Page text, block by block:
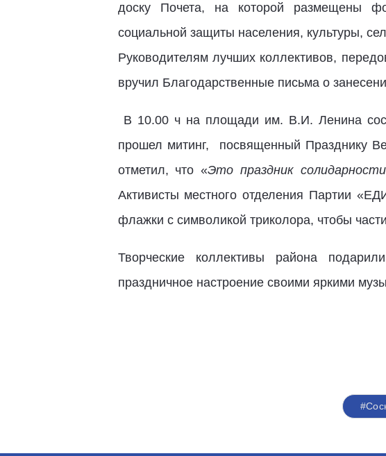
доску Почета, на которой размещены
социальной защиты населения, культуры,
Руководителям лучших коллективов,
вручил Благодарственные письма о
В 10.00 ч на площади им. В.И. Ленина
прошел митинг, посвященный Празднику
отметил, что «Это праздник
Активисты местного отделения Партии
флажки с символикой триколора, чтобы
Творческие коллективы района
праздничное настроение своими яркими